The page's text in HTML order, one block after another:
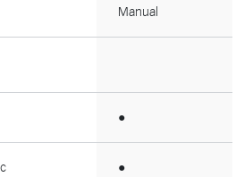
Manual
●
●